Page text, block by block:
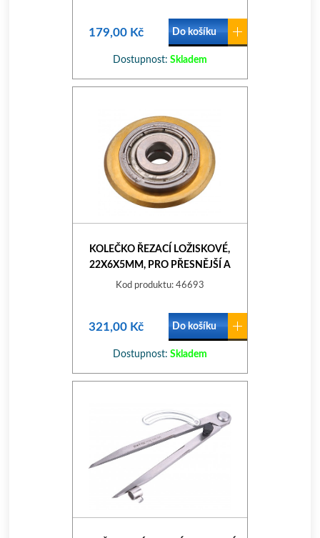
179,00 Kč Do košíku
Dostupnost: Skladem
KOLEČKO ŘEZACÍ LOŽISKOVÉ,
22X6X5MM, PRO PŘESNĚJŠÍ A
SNADNĚJŠÍ ŘEZÁNÍ, EXTOL
Kod produktu: 46693
321,00 Kč Do košíku
Dostupnost: Skladem